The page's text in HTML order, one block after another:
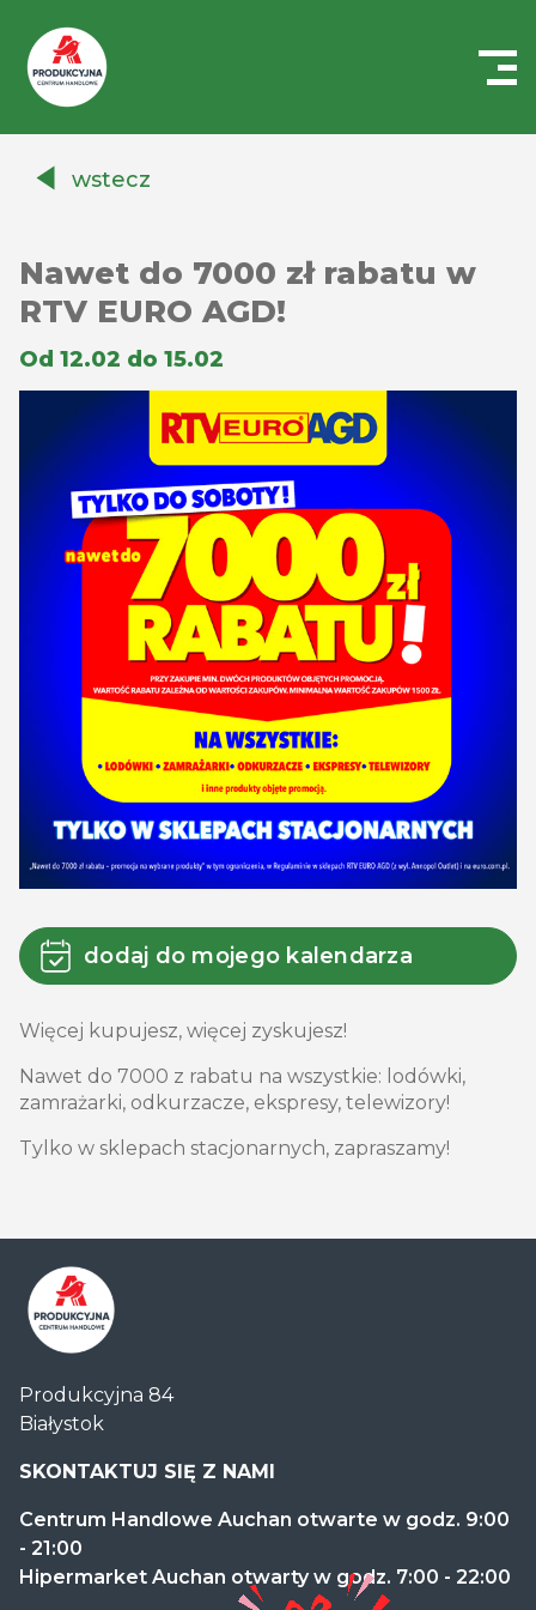
Auchanwstecz
Nawet do 7000 zł rabatu w
RTV EURO AGD!
Od 12.02 do 15.02
dodaj do mojego kalendarza
Więcej kupujesz, więcej zyskujesz!
Nawet do 7000 z rabatu na wszystkie: lodówki,
zamrażarki, odkurzacze, ekspresy, telewizory!
Tylko w sklepach stacjonarnych, zapraszamy!
Handlowe
Auchan
Produkcyjna
Produkcyjna 84
Białystok
SKONTAKTUJ SIĘ Z NAMI
Centrum Handlowe Auchan otwarte w godz. 9:00
- 21:00
Hipermarket Auchan otwarty w godz. 7:00 - 22:00